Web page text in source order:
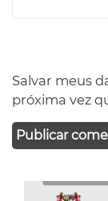
Salvar meus
próxima vez